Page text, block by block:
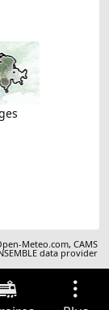
Meteo.com,CAMS
data provider